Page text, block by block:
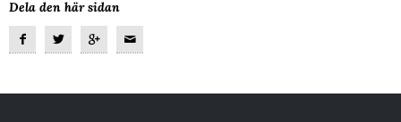
Dela den här sidan